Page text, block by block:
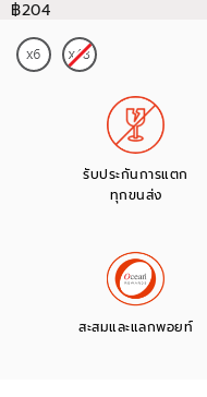
฿204
รับประกันการแตก
ทุกขนส่ง
สะสมและแลกพอยท์